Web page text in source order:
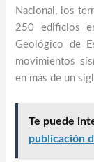
Nacional, los
250 edificios
Geológico de
movimientos
en más de un
Te puede
publicación